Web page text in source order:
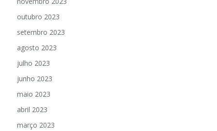
outubro 2023
setembro 2023
agosto 2023
julho 2023
junho 2023
maio 2023
abril 2023
março 2023